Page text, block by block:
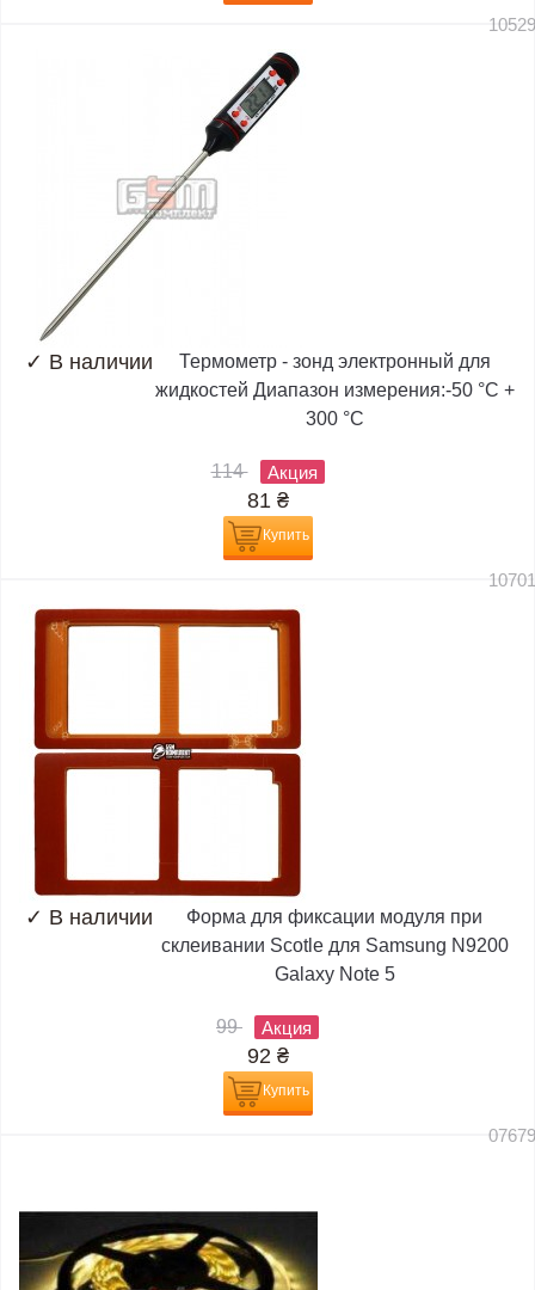
✓ В наличии
Термометр - зонд электронный для
жидкостей Диапазон измерения:-50 °C +
300 °C
114 Акция
81 ₴
Купить
✓ В наличии
Форма для фиксации модуля при
склеивании Scotle для Samsung N9200
Galaxy Note 5
99 Акция
92 ₴
Купить